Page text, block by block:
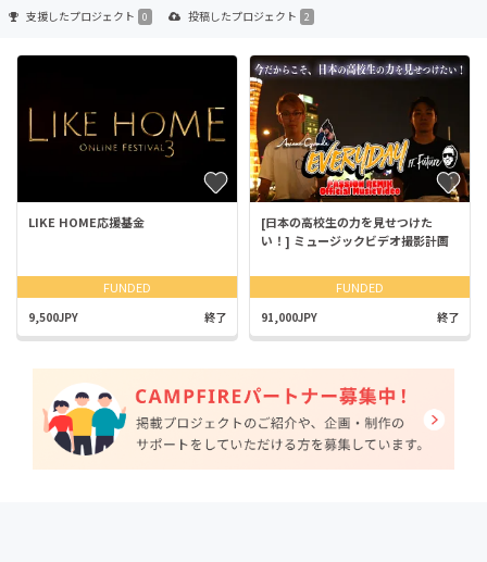
支援したプロジェクト 0 投稿したプロジェクト 2
LIKE HOME応援基金
FUNDED
9,500JPY 終了
[日本の高校生の力を見せつけた
い！] ミュージックビデオ撮影計画
FUNDED
91,000JPY 終了